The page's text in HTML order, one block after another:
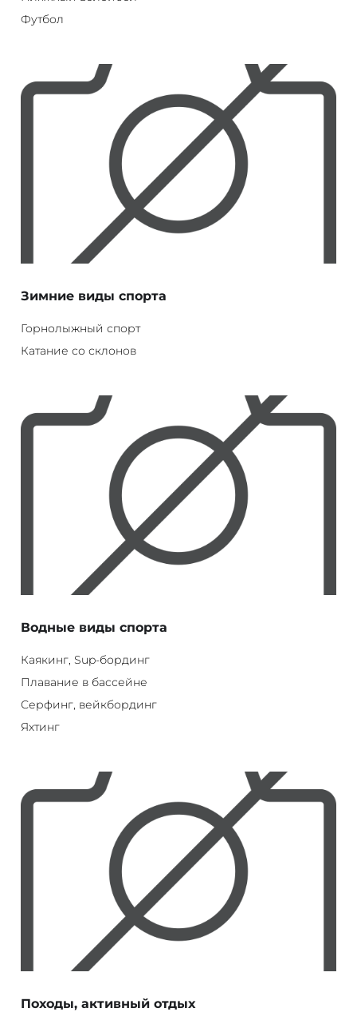
Футбол
Зимние виды спорта
Горнолыжный спорт
Катание со склонов
Водные виды спорта
Каякинг, Sup-бординг
Плавание в бассейне
Серфинг, вейкбординг
Яхтинг
Походы, активный отдых